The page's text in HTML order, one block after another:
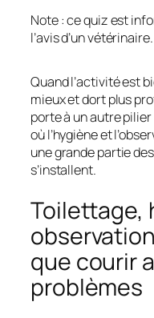
Note : ce quiz est
l’avis d’un vétérinaire.
Quand l’activité est
mieux et dort plus
porte à un autre
où l’hygiène et
une grande partie
s’installent.
Toilettage,
que courir
problèmes